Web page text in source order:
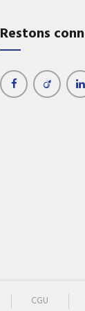
Restons
CGU